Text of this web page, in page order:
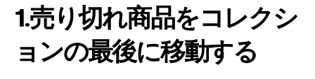
1.売り切れ商品をコレクシ
ョンの最後に移動する